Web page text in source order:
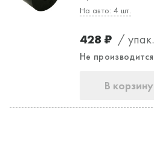
На авто: 4 шт.
428 ₽ / упак.
Не производится
В корзину